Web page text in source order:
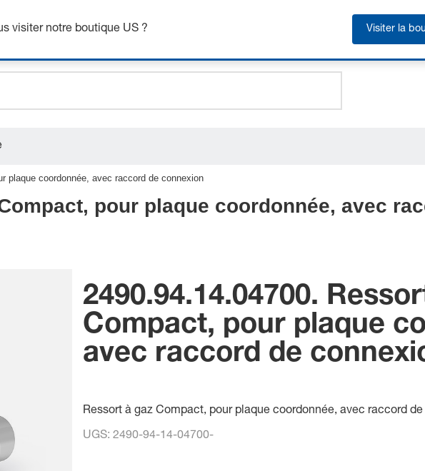
plaque coordonnée, avec raccord de connexion
pour plaque coordonnée, avec
2490.94.14.04700.
Compact, pour plaque
avec raccord de
Ressort à gaz Compact, pour plaque coordonnée, avec raccord
UGS:2490-94-14-04700-
visiter notre boutique US ? Visiter la